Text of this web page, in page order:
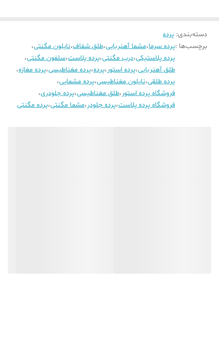
دسته‌بندی: پرده
برچسب‌ها :پرده سرما،مشما آهنربایی،طلق شفاف،نایلون مگنتی،
پرده پلاستیکی،درب مگنتی،پرده پلاست،سلفون مگنتی،
طلق آهنربایی،پرده استور،پرده،پرده مغناطیسی،پرده مغازه،
پرده طلقی،نایلون مغناطیسی،پرده مشمایی،
فروشگاه پرده استور،طلق مغناطیسی،پرده جلودری،
فروشگاه پرده پلاست،پرده جلودر،مشما مگنتی،پرده مگنتی